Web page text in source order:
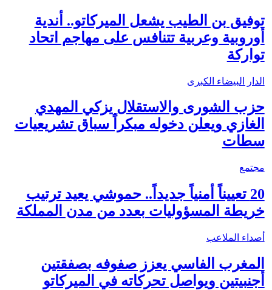
توفيق بن الطيب يشعل الميركاتو.. أندية
أوروبية وعربية تتنافس على مهاجم اتحاد
تواركة
الدار البيضاء الكبرى
حزب الشورى والاستقلال يزكي المهدي
الغازي ويعلن دخوله مبكراً سباق تشريعيات
سطات
مجتمع
20 تعييناً أمنياً جديداً.. حموشي يعيد ترتيب
خريطة المسؤوليات بعدد من مدن المملكة
أصداء الملاعب
المغرب الفاسي يعزز صفوفه بصفقتين
أجنبيتين ويواصل تحركاته في الميركاتو